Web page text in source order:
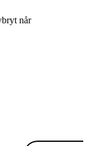
når